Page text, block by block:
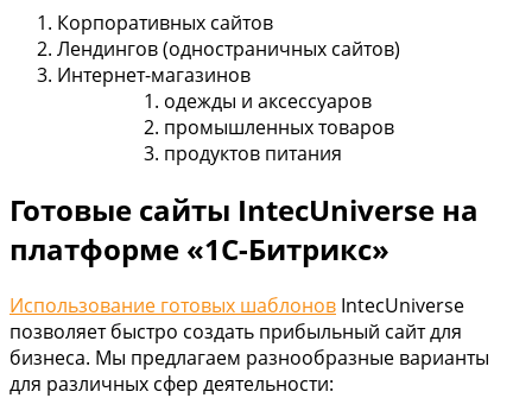
Корпоративных сайтов
Лендингов (одностраничных сайтов)
Интернет-магазинов
одежды и аксессуаров
промышленных товаров
продуктов питания
Готовые сайты IntecUniverse на
платформе «1С-Битрикс»
Использование готовых шаблонов IntecUniverse
позволяет быстро создать прибыльный сайт для
бизнеса. Мы предлагаем разнообразные варианты
для различных сфер деятельности: